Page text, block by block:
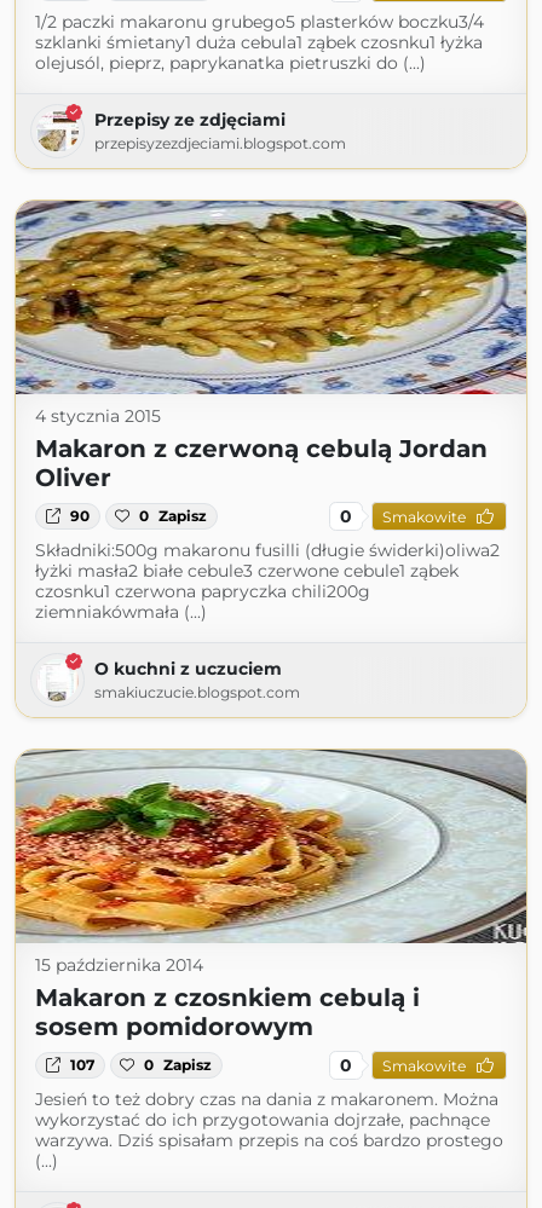
1/2 paczki makaronu grubego5 plasterków boczku3/4
szklanki śmietany1 duża cebula1 ząbek czosnku1 łyżka
olejusól, pieprz, paprykanatka pietruszki do (...)
Przepisy ze zdjęciami
przepisyzezdjeciami.blogspot.com
4 stycznia 2015
Makaron z czerwoną cebulą Jordan
Oliver
90 0 Zapisz 0 Smakowite
Składniki:500g makaronu fusilli (długie świderki)oliwa2
łyżki masła2 białe cebule3 czerwone cebule1 ząbek
czosnku1 czerwona papryczka chili200g
ziemniakówmała (...)
O kuchni z uczuciem
smakiuczucie.blogspot.com
15 października 2014
Makaron z czosnkiem cebulą i
sosem pomidorowym
107 0 Zapisz 0 Smakowite
Jesień to też dobry czas na dania z makaronem. Można
wykorzystać do ich przygotowania dojrzałe, pachnące
warzywa. Dziś spisałam przepis na coś bardzo prostego
(...)